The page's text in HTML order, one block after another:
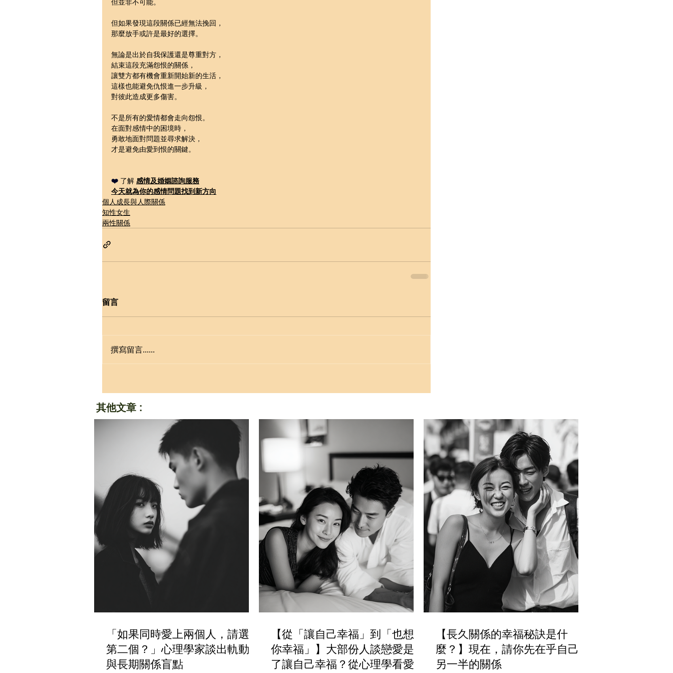
但如果發現這段關係已經無法挽回，
那麼放手或許是最好的選擇。
無論是出於自我保護還是尊重對方，
結束這段充滿怨恨的關係，
讓雙方都有機會重新開始新的生活，
這樣也能避免仇恨進一步升級，
對彼此造成更多傷害。
不是所有的愛情都會走向怨恨。
在面對感情中的困境時，
勇敢地面對問題並尋求解決，
才是避免由愛到恨的關鍵。
❤️ 了解 感情及婚姻諮詢服務
今天就為你的感情問題找到新方向
個人成長與人際關係
知性女生
兩性關係
留言
撰寫留言......
其他文章 :
「如果同時愛上兩個人，請選擇
第二個？」心理學家談出軌動機
與長期關係盲點
【從「讓自己幸福」到「也想讓
你幸福」】大部份人談戀愛是為
了讓自己幸福？從心理學看愛情
【長久關係的幸福秘訣是什
麼？】現在，請你先在乎自己跟
另一半的關係